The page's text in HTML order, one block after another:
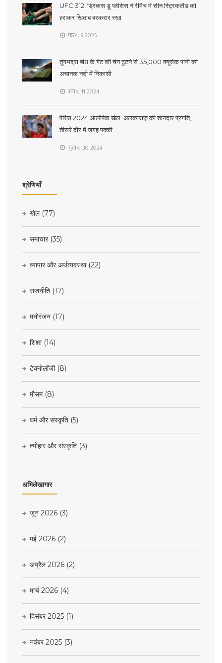
UFC 312: ड्रिकस डू प्लेसिस ने रीमैच में सीन स्ट्रिकलैंड को
हराकर खिताब बरकरार रखा
फ़र॰, 9 2025
तुंगभद्रा बांध के गेट की चेन टूटने से 35,000 क्यूसेक पानी की
अचानक नदी में निकासी
अग॰, 11 2024
पेरिस 2024 ओलंपिक खेल: अलकाराज़ की शानदार प्रगति,
तीसरे दौर में जगह पक्की
जुल॰, 30 2024
श्रेणियाँ
खेल (77)
समाचार (35)
व्यापार और अर्थव्यवस्था (22)
राजनीति (17)
मनोरंजन (17)
शिक्षा (14)
टेक्नोलॉजी (8)
मौसम (8)
धर्म और संस्कृति (5)
त्योहार और संस्कृति (3)
अभिलेखागार
जून 2026 (3)
मई 2026 (2)
अप्रैल 2026 (2)
मार्च 2026 (4)
दिसंबर 2025 (1)
नवंबर 2025 (3)